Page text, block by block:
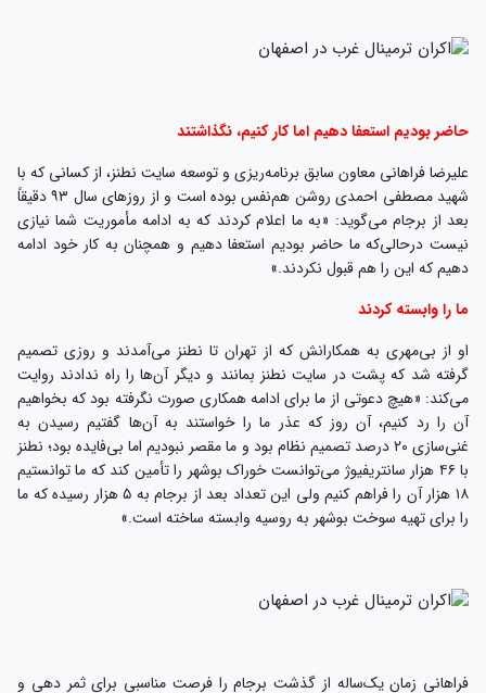
حاضر بودیم استعفا دهیم اما کار کنیم، نگذاشتند
علیرضا فراهانی معاون سابق برنامه‌ریزی و توسعه سایت نطنز، از کسانی که با
شهید مصطفی احمدی روشن هم‌نفس بوده است و از روزهای سال ۹۳ دقیقاً
بعد از برجام می‌گوید: «به ما اعلام کردند که به ادامه مأموریت شما نیازی
نیست درحالی‌که ما حاضر بودیم استعفا دهیم و همچنان به کار خود ادامه
دهیم که این را هم قبول نکردند.»
ما را وابسته کردند
او از بی‌مهری به همکارانش که از تهران تا نطنز می‌آمدند و روزی تصمیم
گرفته شد که پشت در سایت نطنز بمانند و دیگر آن‌ها را راه ندادند روایت
می‌کند: «هیچ دعوتی از ما برای ادامه همکاری صورت نگرفته بود که بخواهیم
آن را رد کنیم، آن روز که عذر ما را خواستند به آن‌ها گفتیم رسیدن به
غنی‌سازی ۲۰ درصد تصمیم نظام بود و ما مقصر نبودیم اما بی‌فایده بود؛ نطنز
با ۴۶ هزار سانتریفیوژ می‌توانست خوراک بوشهر را تأمین کند که ما توانستیم
۱۸ هزار آن را فراهم کنیم ولی این تعداد بعد از برجام به ۵ هزار رسیده که ما
را برای تهیه سوخت بوشهر به روسیه وابسته ساخته است.»
فراهانی زمان یک‌ساله از گذشت برجام را فرصت مناسبی برای ثمر دهی و